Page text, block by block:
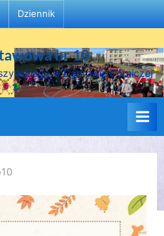
Dziennik
nr 10
w Dąbrowie Górniczej